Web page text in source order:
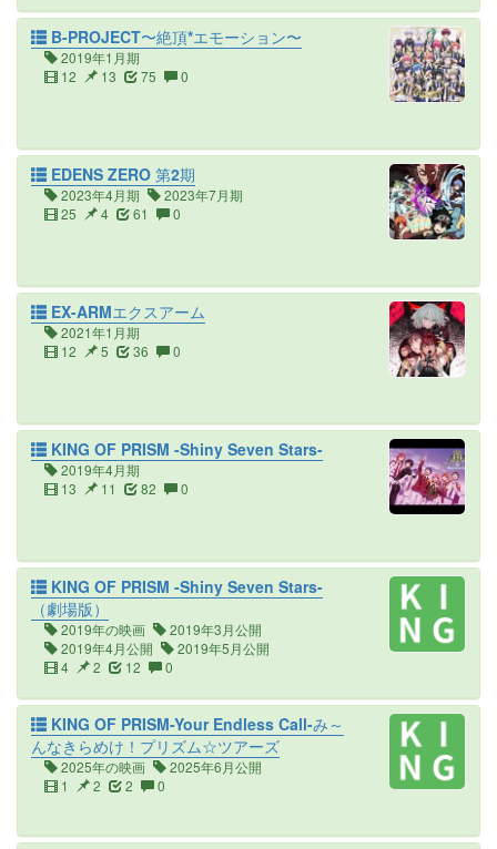
B-PROJECT〜絶頂*エモーション〜
2019年1月期
12
13 75 0
EDENS ZERO 第2期
2023年4月期
2023年7月期
25
4 61 0
EX-ARMエクスアーム
2021年1月期
12
5 36 0
KING OF PRISM -Shiny Seven Stars-
2019年4月期
13
11 82 0
KING OF PRISM -Shiny Seven Stars-
（劇場版）
2019年の映画
2019年3月公開
2019年4月公開
2019年5月公開
4
2 12 0
KING OF PRISM-Your Endless Call-み～
んなきらめけ！プリズム☆ツアーズ
2025年の映画
2025年6月公開
1
2 2 0